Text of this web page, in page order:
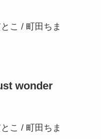
こ / 町田ちま
wonder
こ / 町田ちま